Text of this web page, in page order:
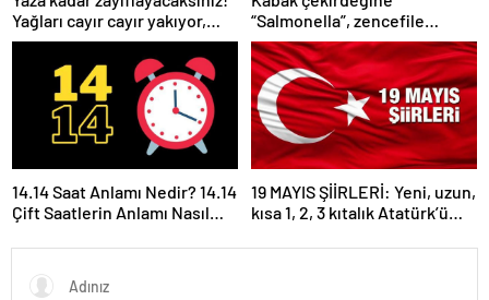
Yağları cayır cayır yakıyor,
karnı dümdüz yapıyor! Diyet
kabak çorbası tarifi ve püf
noktaları!
“Salmonella”, zencefile
“Bacillus cereus” nasıl
bulaşıyor?
14.14 Saat Anlamı Nedir? 14.14
Çift Saatlerin Anlamı Nasıl
19 MAYIS ŞİİRLERİ: Yeni, uzun,
kısa 1, 2, 3 kıtalık Atatürk’ü
Bayramı şiirleri…